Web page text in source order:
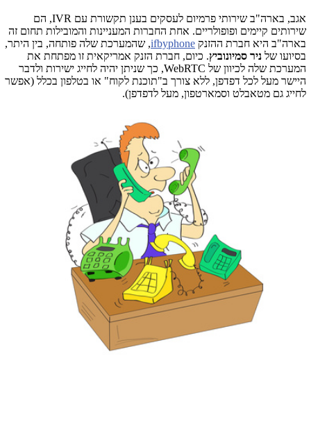
אגב, בארה"ב שירותי פרמיום לעסקים בענן תקשורת עם IVR, הם
שירותים קיימים ופופולריים. אחת החברות המעניינות והמובילות תחום זה
בארה"ב היא חברת ההזנק ifbyphone, שהמערכת שלה פותחה, בין היתר,
בסיועו של ניר סמיונוביץ. כיום, חברת הזנק אמריקאית זו מפתחת את
המערכת שלה לכיוון של WebRTC, כך שניתן יהיה לחייג ישירות ולדבר
היישר מעל לכל דפדפן, ללא צורך ב"תוכנת לקוח" או בטלפון בכלל (אפשר
לחייג גם מטאבלט וסמארטפון, מעל לדפדפן).